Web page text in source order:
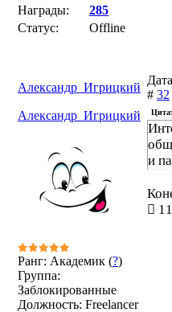
Награды:
285
Статус:
Offline
Александр_Игрицкий
# 32
Александр_Игрицкий
Ранг: Академик (?)
Группа:
Заблокированные
Должность: Freelancer
и